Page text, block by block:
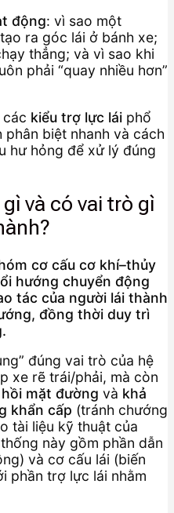
động: vì sao một
ra góc lái ở bánh xe;
thẳng; và vì sao khi
phải “quay nhiều hơn”
các kiểu trợ lực lái phổ
phân biệt nhanh và cách
hư hỏng để xử lý đúng
và có vai trò gì
cơ cấu cơ khí–thủy
hướng chuyển động
tác của người lái thành
đồng thời duy trì
đúng vai trò của hệ
xe rẽ trái/phải, mà còn
mặt đường và khả
khẩn cấp (tránh chướng
tài liệu kỹ thuật của
này gồm phần dẫn
và cơ cấu lái (biến
phần trợ lực lái nhằm